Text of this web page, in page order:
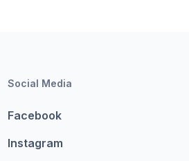
Social Media
Facebook
Instagram